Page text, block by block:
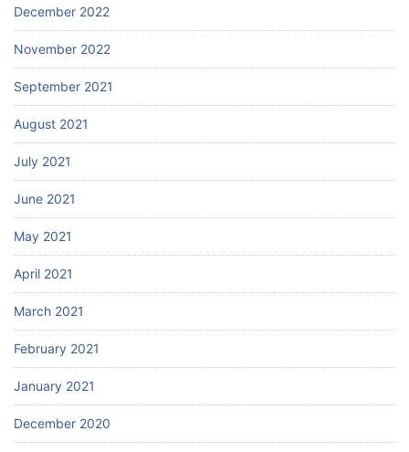
December 2022
November 2022
September 2021
August 2021
July 2021
June 2021
May 2021
April 2021
March 2021
February 2021
January 2021
December 2020